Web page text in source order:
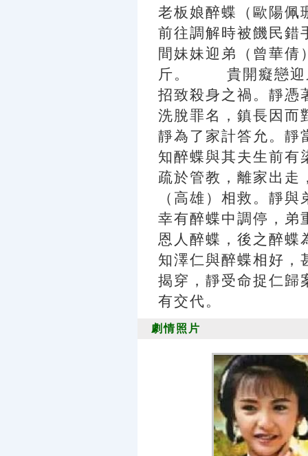
老板娘醉蝶（歐陽佩
前往調解時被饑民錯
間妹妹迎弟（曾華倩
斤。 貴開癡戀迎
招致殺身之禍。靜憑
洗脫罪名，鎮長因而
靜為了家計答允。靜
知醉蝶與其夫生前有
疏於管教，離家出走
（高雄）相救。靜
幸有醉蝶中調停，弟
恩人醉蝶，後之醉蝶
知澤仁與醉蝶相好，
揭穿，靜受命捉仁歸
有交代。
劇情照片